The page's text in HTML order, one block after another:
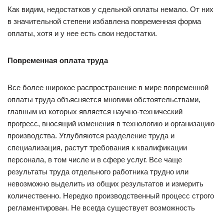
Как видим, недостатков у сдельной оплаты немало. От них
в значительной степени избавлена повременная форма
оплаты, хотя и у нее есть свои недостатки.
Повременная оплата труда
Все более широкое распространение в мире повременной
оплаты труда объясняется многими обстоятельствами,
главным из которых является научно-технический
прогресс, вносящий изменения в технологию и организацию
производства. Углубляются разделение труда и
специализация, растут требования к квалификации
персонала, в том числе и в сфере услуг. Все чаще
результаты труда отдельного работника трудно или
невозможно выделить из общих результатов и измерить
количественно. Нередко производственный процесс строго
регламентирован. Не всегда существует возможность